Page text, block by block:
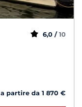
6,0 / 10
a partire da 1 870 €